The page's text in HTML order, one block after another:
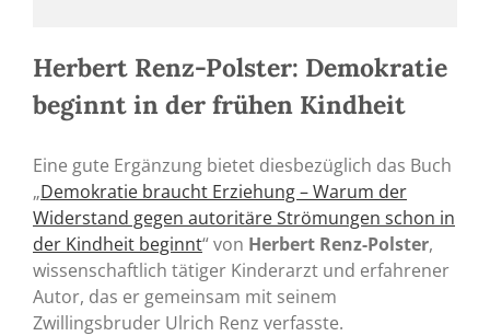
Herbert Renz-Polster: Demokratie
beginnt in der frühen Kindheit
Eine gute Ergänzung bietet diesbezüglich das Buch
„Demokratie braucht Erziehung – Warum der
Widerstand gegen autoritäre Strömungen schon in
der Kindheit beginnt“ von Herbert Renz-Polster,
wissenschaftlich tätiger Kinderarzt und erfahrener
Autor, das er gemeinsam mit seinem
Zwillingsbruder Ulrich Renz verfasste.